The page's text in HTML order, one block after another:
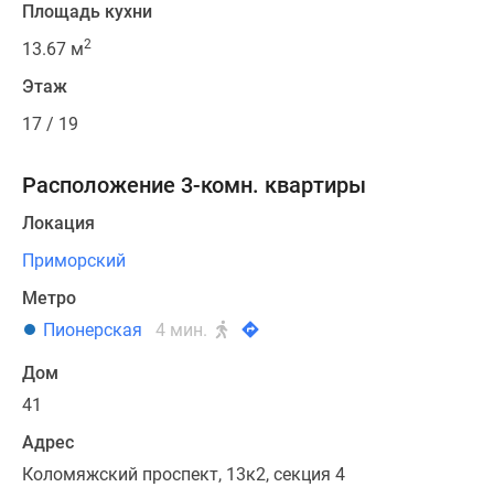
Площадь кухни
13.67 м2
Этаж
17 / 19
Расположение 3-комн. квартиры
Локация
Приморский
Метро
Пионерская
4 мин.
Дом
41
Адрес
Коломяжский проспект, 13к2, секция 4